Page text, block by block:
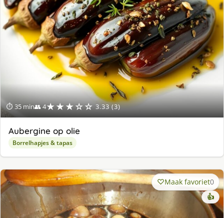
⏱ 35 min👥 4★★★☆☆ 3.33 (3)
Aubergine op olie
Borrelhapjes & tapas
Maak favoriet0
👍